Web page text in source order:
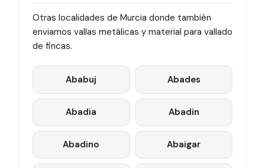
Otras localidades de Murcia donde también
enviamos vallas metálicas y material para vallado
de fincas.
Ababuj Abades
Abadia Abadin
Abadino Abaigar